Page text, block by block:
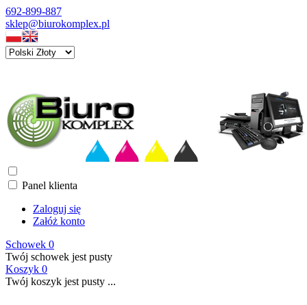
692-899-887
sklep@biurokomplex.pl
Panel klienta
Zaloguj się
Załóż konto
Schowek 0
Twój schowek jest pusty
Koszyk 0
Twój koszyk jest pusty ...